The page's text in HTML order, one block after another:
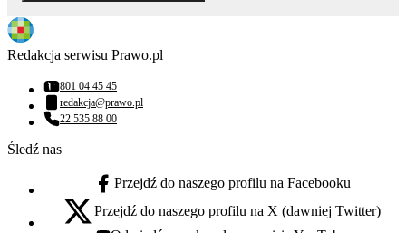
Redakcja serwisu Prawo.pl
Numer telefonu:
801 04 45 45
Adres email:
redakcja@prawo.pl
Numer telefonu:
22 535 88 00
Śledź nas
facebook - otwiera się w nowej karcie
Przejdź do naszego profilu na Facebooku
x - otwiera się w nowej karcie
Przejdź do naszego profilu na X (dawniej Twitter)